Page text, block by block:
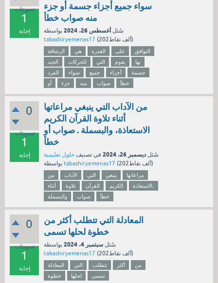
تصويتات
1
إجابة
سواء جميع أجزاء جسمة أو جزء
منه صواب خطأ
سُئل أغسطس 26، 2024
بواسطة
tabashiryemenas17 ( 202ألفنقاط)
الرشاقة هي القدرة على
التوافق
الجيد
للحركات التي يقوم
بها
الفرد
سواء جميع أجزاء
جسمة
أو
جزء منه صواب خطأ
0
تصويتات
1
إجابة
من الآداب التي ينبغي مراعاتها
أثناء تلاوة القرآن الكريم
الاستعاذة، والبسملة . صواب أو
خطأ
سُئل ديسمبر 26، 2024 في تصنيف حلول تعليمية
tabashiryemenas17 ( 202ألفنقاط)
من الآداب التي ينبغي
مراعاتها
أثناء
تلاوة القرآن الكريم
الاستعاذة،
والبسملة
صواب خطأ
0
تصويتات
1
إجابة
المعادلة التي تتطلب أكثر من
خطوة لحلها تسمى
سُئل سبتمبر 4، 2024
بواسطة
tabashiryemenas17 ( 202ألفنقاط)
المعادلة التي تتطلب أكثر
من
خطوة
لحلها تسمى